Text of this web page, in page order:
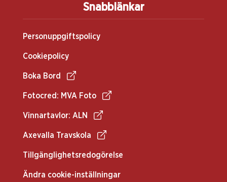
Snabblänkar
Personuppgiftspolicy
Cookiepolicy
Boka Bord
Fotocred: MVA Foto
Vinnartavlor: ALN
Axevalla Travskola
Tillgänglighetsredogörelse
Ändra cookie-inställningar